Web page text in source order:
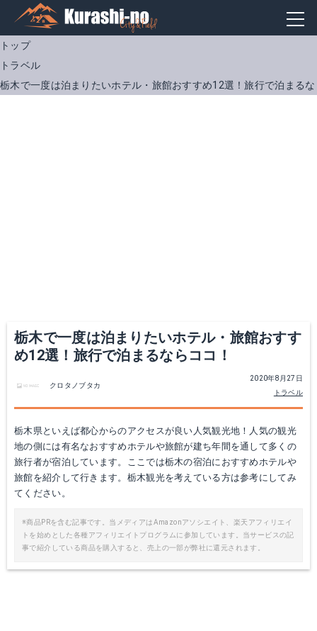
トップ
トラベル
栃木で一度は泊まりたいホテル・旅館おすすめ12選！旅行で泊まる
栃木で一度は泊まりたいホテル・旅館おすす
め12選！旅行で泊まるならココ！
2020年8月27日
トラベル
クロタノブタカ
栃木県といえば都心からのアクセスが良い人気観光地！人気の観光
地の側には有名なおすすめホテルや旅館が建ち年間を通して多くの
旅行者が宿泊しています。ここでは栃木の宿泊におすすめホテルや
旅館を紹介して行きます。栃木観光を考えている方は参考にしてみ
てください。
※商品PRを含む記事です。当メディアはAmazonアソシエイト、楽天アフィリエイ
トを始めとした各種アフィリエイトプログラムに参加しています。当サービスの記
事で紹介している商品を購入すると、売上の一部が弊社に還元されます。